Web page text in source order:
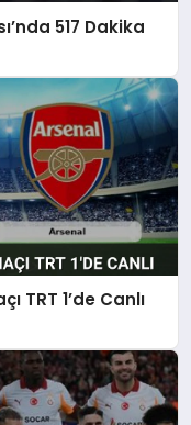
517 Dakika
TRT 1’de Canlı